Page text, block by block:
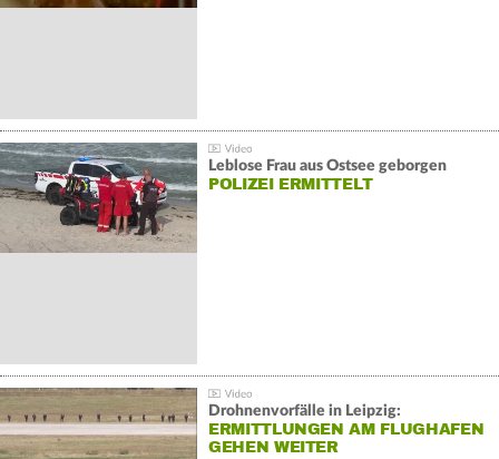
Leblose Frau aus Ostsee geborgen
POLIZEI ERMITTELT
Drohnenvorfälle in Leipzig:
ERMITTLUNGEN AM FLUGHAFEN
GEHEN WEITER